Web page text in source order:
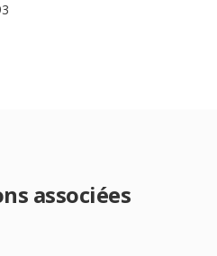
associées